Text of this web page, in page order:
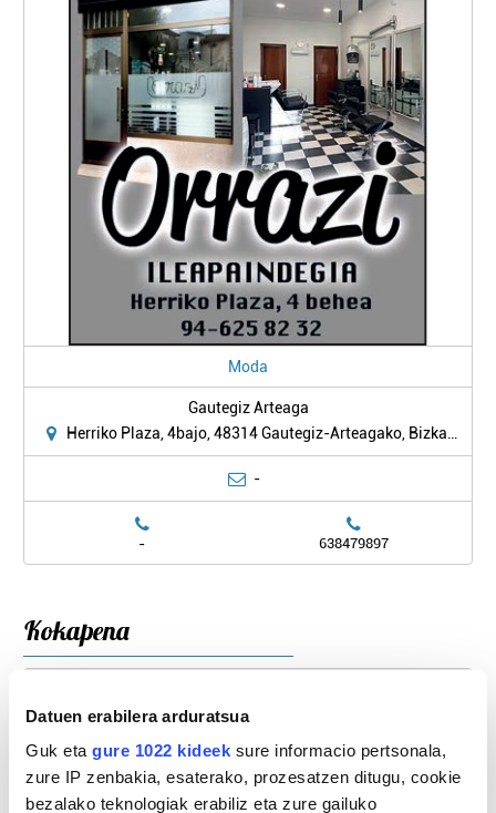
Datuen erabilera arduratsua
Guk eta gure 1022 kideek sure informacio pertsonala,
zure IP zenbakia, esaterako, prozesatzen ditugu, cookie
bezalako teknologiak erabiliz eta zure gailuko
Kokapena
Moda
Gautegiz Arteaga
Herriko Plaza, 4bajo, 48314 Gautegiz-Arteagako, Bizkaia
-
- 638479897